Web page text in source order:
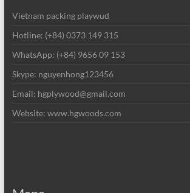
Vietnam packing playwud
Hotline: (+84) 0373 149 315
WhatsApp: (+84) 9656 09 153
Skype: nguyenhong123456
Email: hgplywood@gmail.com
Website: www.hgwoods.com